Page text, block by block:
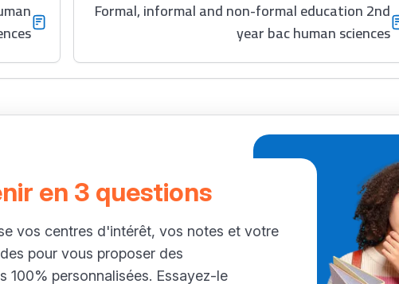
Formal, informal and non-formal education 2nd
year bac human sciences
en 3 questions
vos centres d'intérêt, vos notes et votre
pour vous proposer des
100% personnalisées. Essayez-le